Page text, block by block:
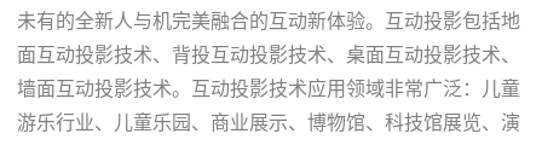
未有的全新人与机完美融合的互动新体验。互动投影包括地
面互动投影技术、背投互动投影技术、桌面互动投影技术、
墙面互动投影技术。互动投影技术应用领域非常广泛：儿童
游乐行业、儿童乐园、商业展示、博物馆、科技馆展览、演